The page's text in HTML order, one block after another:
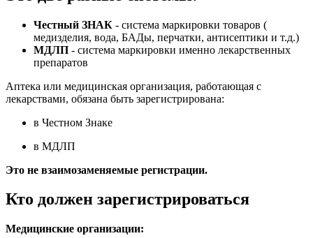
Честный ЗНАК - система маркировки товаров (
медизделия, вода, БАДы, перчатки, антисептики и т.д.)
МДЛП - система маркировки именно лекарственных
препаратов
Аптека или медицинская организация, работающая с
лекарствами, обязана быть зарегистрирована:
в Честном Знаке
в МДЛП
Это не взаимозаменяемые регистрации.
Кто должен зарегистрироваться
Медицинские организации: